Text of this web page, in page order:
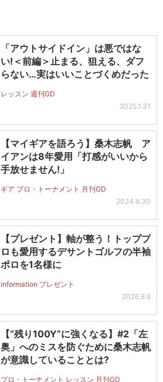
「アウトサイドイン」は悪ではな
い!＜前編＞止まる、狙える、ダフ
らない…実はいいことづくめだった
レッスン 週刊GD
2025.1.31
【マイギアを語ろう】桑木志帆 ア
イアンは8年愛用「打感がいいから
手放せません!」
ギア プロ・トーナメント 月刊GD
2024.8.30
【プレゼント】軸が整う！トッププ
ロも愛用するデサントゴルフの半袖
ポロを1名様に
information プレゼント
2026.8.8
【“残り100Y”に強くなる】#2「左
奥」へのミスを防ぐために桑木志帆
が意識していることとは?
プロ・トーナメント レッスン 月刊GD